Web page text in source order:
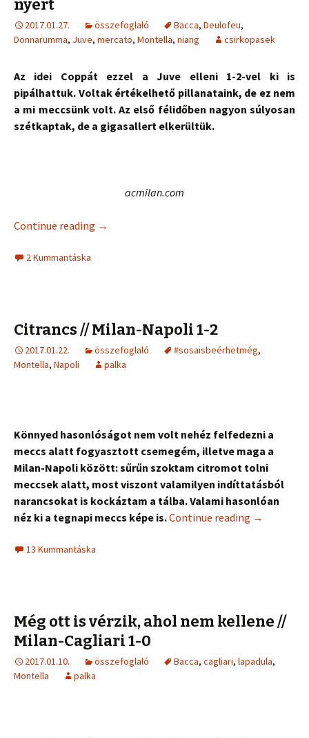
nyert
2017.01.27. összefoglaló Bacca, Deulofeu,
Donnarumma, Juve, mercato, Montella, niang csirkopasek
Az idei Coppát ezzel a Juve elleni 1-2-vel ki is
pipálhattuk. Voltak értékelhető pillanataink, de ez nem
a mi meccsünk volt. Az első félidőben nagyon súlyosan
szétkaptak, de a gigasallert elkerültük.
acmilan.com
Continue reading →
2 Kummantáska
Citrancs // Milan-Napoli 1-2
2017.01.22. összefoglaló #sosaisbeérhetmég,
Montella, Napoli palka
Könnyed hasonlóságot nem volt nehéz felfedezni a
meccs alatt fogyasztott csemegém, illetve maga a
Milan-Napoli között: sűrűn szoktam citromot tolni
meccsek alatt, most viszont valamilyen indíttatásból
narancsokat is kockáztam a tálba. Valami hasonlóan
néz ki a tegnapi meccs képe is.Continue reading →
13 Kummantáska
Még ott is vérzik, ahol nem kellene //
Milan-Cagliari 1-0
2017.01.10. összefoglaló Bacca, cagliari, lapadula,
Montella
palka